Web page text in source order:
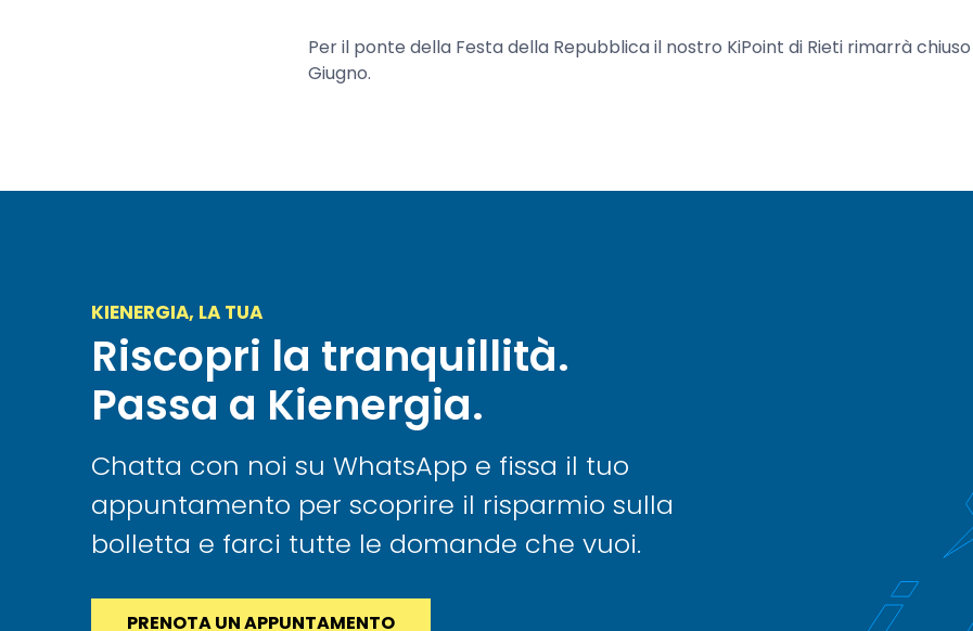
Per il ponte della Festa della Repubblica il nostro KiPoint di Rieti rimarrà
Giugno.
KIENERGIA, LA TUA
Riscopri la tranquillità.
Passa a Kienergia.
Chatta con noi su WhatsApp e fissa il tuo
appuntamento per scoprire il risparmio sulla
bolletta e farci tutte le domande che vuoi.
PRENOTA UN APPUNTAMENTO